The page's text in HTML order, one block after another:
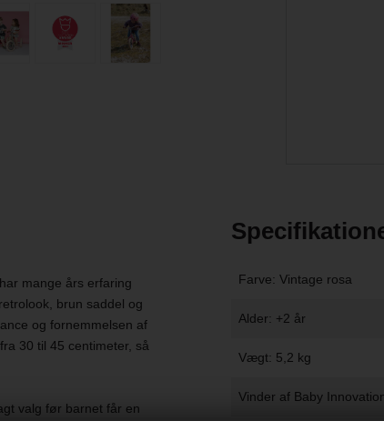
mange års erfaring
brun saddel og
og fornemmelsen af
30 til 45 centimeter, så
valg før barnet får en
en god fart på cyklen
Farve: Vintage rosa
Alder: +2 år
Vægt: 5,2 kg
Vinder af Baby